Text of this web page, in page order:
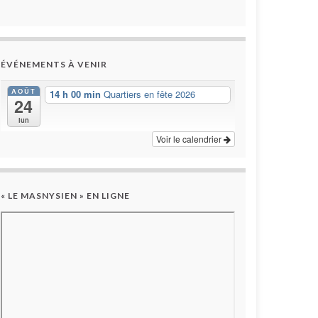
ÉVÉNEMENTS À VENIR
AOÛT
24
lun
14 h 00 min Quartiers en fête 2026
Voir le calendrier
« LE MASNYSIEN » EN LIGNE